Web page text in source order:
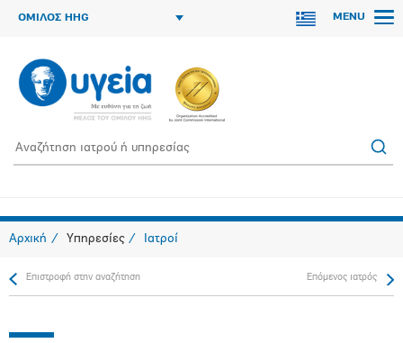
ΟΜΙΛΟΣ HHG MENU
Αρχική Υπηρεσίες Ιατροί
Επιστροφή στην αναζήτηση Επόμενος ιατρός